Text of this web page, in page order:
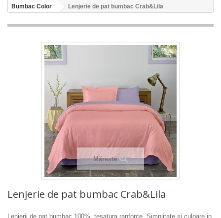
Bumbac Color
Lenjerie de pat bumbac Crab&Lila
Mărește
Lenjerie de pat bumbac Crab&Lila
Lenjerii de pat bumbac 100%, tesatura ranforce. Simplitate si culoare in